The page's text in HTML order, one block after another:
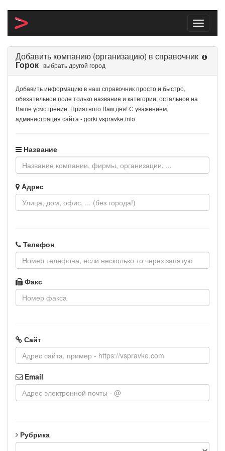
Toggle
Добавить компанию (организацию) в справочник
Горок выбрать другой город
Добавить информацию в наш справочник просто и быстро,
обязательное поле только название и категории, остальное на
Ваше усмотрение. Приятного Вам дня! С уважением,
администрация сайта - gorki.vspravke.info
Название
Адрес
Телефон
Факс
Сайт
Email
Рубрика